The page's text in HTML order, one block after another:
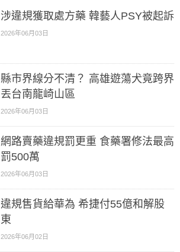
涉違規獲取處方藥 韓藝人PSY被起訴
2026年06月03日
縣市界線分不清？ 高雄遊蕩犬竟跨界
丟台南龍崎山區
2026年06月03日
網路賣藥違規罰更重 食藥署修法最高
罰500萬
2026年06月03日
違規售貨給華為 希捷付55億和解股
東
2026年06月02日